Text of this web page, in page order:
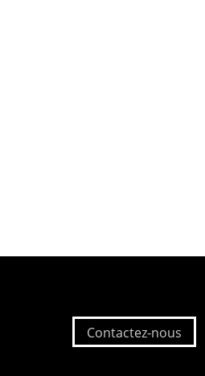
Contactez-nous